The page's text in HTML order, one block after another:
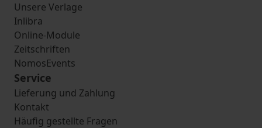
Unsere Verlage
Inlibra
Online-Module
Zeitschriften
NomosEvents
Service
Lieferung und Zahlung
Kontakt
Häufig gestellte Fragen